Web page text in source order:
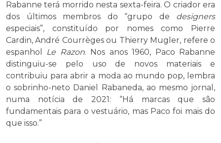
Rabanne terá morrido nesta sexta-feira. O criador era
dos últimos membros do “grupo de designers
especiais”, constituído por nomes como Pierre
Cardin, André Courrèges ou Thierry Mugler, refere o
espanhol Le Razon. Nos anos 1960, Paco Rabanne
distinguiu-se pelo uso de novos materiais e
contribuiu para abrir a moda ao mundo pop, lembra
o sobrinho-neto Daniel Rabaneda, ao mesmo jornal,
numa notícia de 2021: “Há marcas que são
fundamentais para o vestuário, mas Paco foi mais do
que isso.”